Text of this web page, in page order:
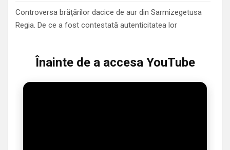
Controversa brăţărilor dacice de aur din Sarmizegetusa
Regia. De ce a fost contestată autenticitatea lor
Înainte de a accesa YouTube